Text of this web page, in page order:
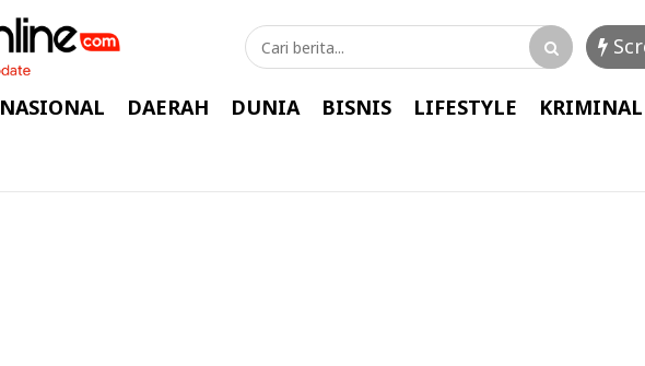
NASIONAL DAERAH DUNIA BISNIS LIFESTYLE KRIMINAL